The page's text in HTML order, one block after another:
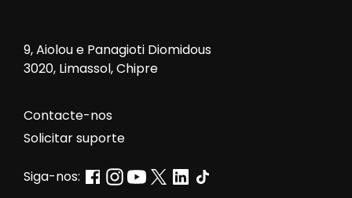
9, Aiolou e Panagioti Diomidous
3020, Limassol, Chipre
Contacte-nos
Solicitar suporte
Siga-nos: